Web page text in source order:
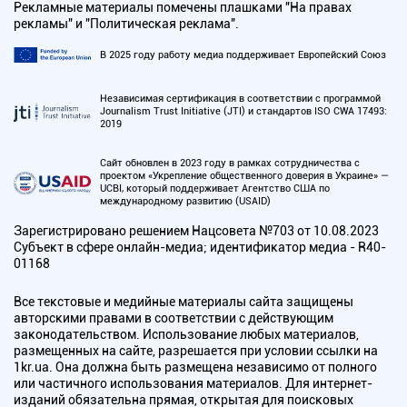
Рекламные материалы помечены плашками "На правах
рекламы" и "Политическая реклама".
В 2025 году работу медиа поддерживает Европейский Союз
Независимая сертификация в соответствии с программой
Journalism Trust Initiative (JTI) и стандартов ISO CWA 17493:
2019
Сайт обновлен в 2023 году в рамках сотрудничества с
проектом «Укрепление общественного доверия в Украине» —
UCBI, который поддерживает Агентство США по
международному развитию (USAID)
Зарегистрировано решением Нацсовета №703 от 10.08.2023
Субъект в сфере онлайн-медиа; идентификатор медиа - R40-
01168
Все текстовые и медийные материалы сайта защищены
авторскими правами в соответствии с действующим
законодательством. Использование любых материалов,
размещенных на сайте, разрешается при условии ссылки на
1kr.ua. Она должна быть размещена независимо от полного
или частичного использования материалов. Для интернет-
изданий обязательна прямая, открытая для поисковых